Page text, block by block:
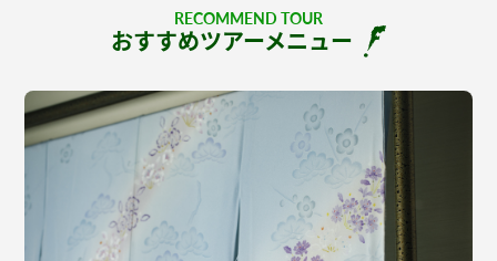
RECOMMEND TOUR
おすすめツアーメニュー